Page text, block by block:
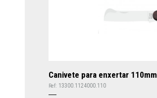
Canivete para enxertar 110mm
Ref: 13300.1124000.110